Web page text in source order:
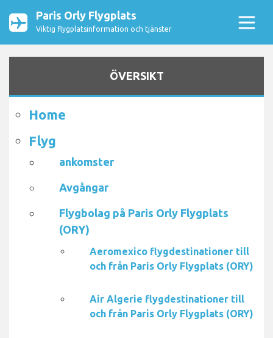
Paris Orly Flygplats
Viktig flygplatsinformation och tjänster
ÖVERSIKT
Home
Flyg
ankomster
Avgångar
Flygbolag på Paris Orly Flygplats
(ORY)
Aeromexico flygdestinationer till
och från Paris Orly Flygplats (ORY)
Air Algerie flygdestinationer till
och från Paris Orly Flygplats (ORY)